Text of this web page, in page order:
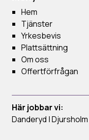
Hem
Tjänster
Yrkesbevis
Plattsättning
Om oss
Offertförfrågan
Här jobbar vi:
Danderyd |Djursholm